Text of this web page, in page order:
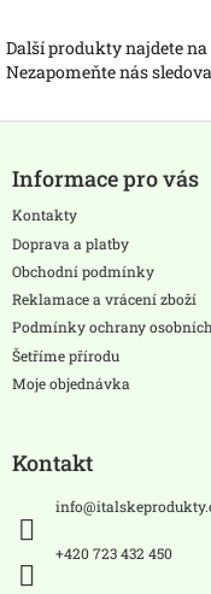
Další produkty najdete
Nezapomeňte nás
pInformace pro vás
Kontakty
Doprava a platby
Obchodní podmínky
Reklamace a vrácení zboží
Podmínky ochrany
Šetříme přírodu
Moje objednávka
Kontakt
info@
+420 723 432 450